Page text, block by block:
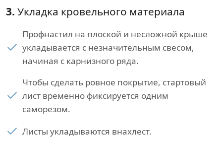
3. Укладка кровельного материала
Профнастил на плоской и несложной крыше
укладывается с незначительным свесом,
начиная с карнизного ряда.
Чтобы сделать ровное покрытие, стартовый
лист временно фиксируется одним
саморезом.
Листы укладываются внахлест.